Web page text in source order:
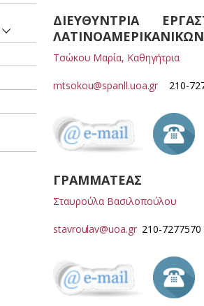
ΔΙΕΥΘΥΝΤΡΙΑ
Τσώκου Μαρία, Καθηγήτρια
mtsokou@spanll.uoa.gr 210-
ΓΡΑΜΜΑΤΕΑΣ
Σταυρούλα Βασιλοπούλου
stavroulav@uoa.gr210-7277570